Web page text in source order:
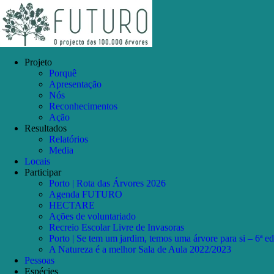
to
content
Facebook
Instagram
YouTube
Projeto
Porquê
Apresentação
Nós
Reconhecimentos
Ação
Resultados
Relatórios
Media
Locais
Participar
Porto | Rota das Árvores 2026
Agenda FUTURO
HECTARE
Ações de voluntariado
Recreio Escolar Livre de Invasoras
Porto | Se tem um jardim, temos uma árvore para si – 6ª
A Natureza é a melhor Sala de Aula 2022/2023
Pessoas
Espécies